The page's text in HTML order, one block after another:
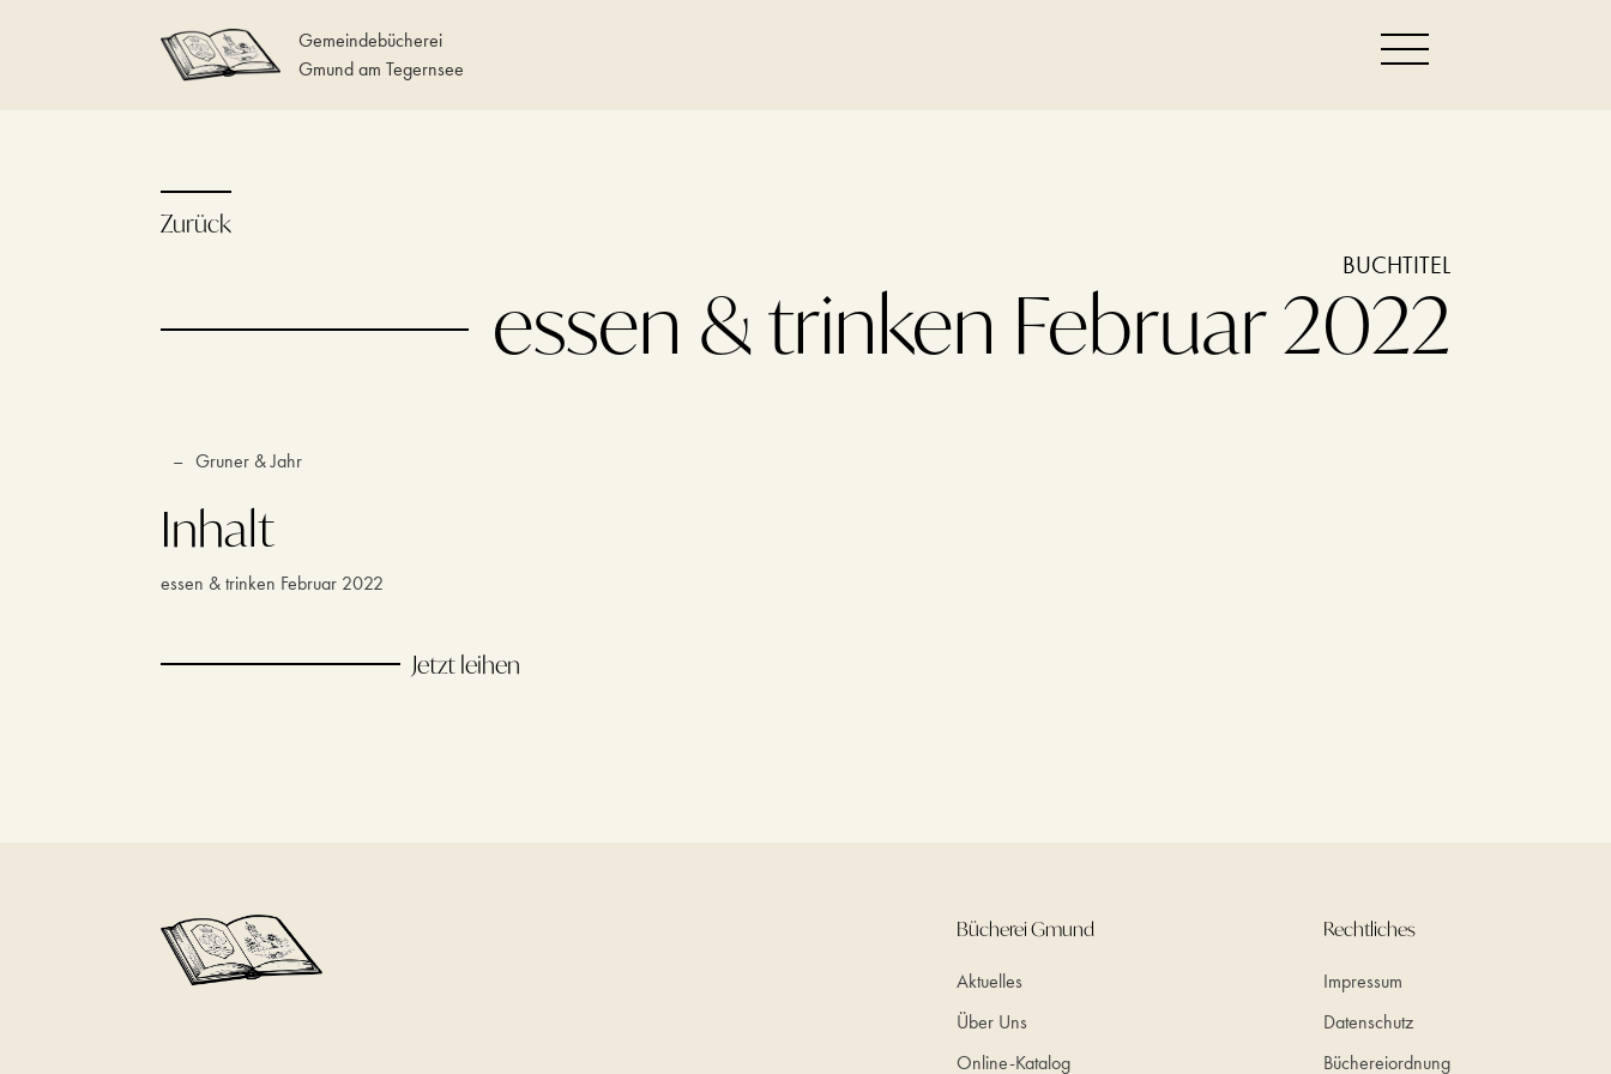
Gemeindebücherei
Gmund am Tegernsee
Zurück
BUCHTITEL
essen & trinken Februar 2022
– Gruner & Jahr
Inhalt
essen & trinken Februar 2022
Jetzt leihen
Bücherei Gmund
Aktuelles
Über Uns
Online-Katalog
Rechtliches
Impressum
Datenschutz
Büchereiordnung